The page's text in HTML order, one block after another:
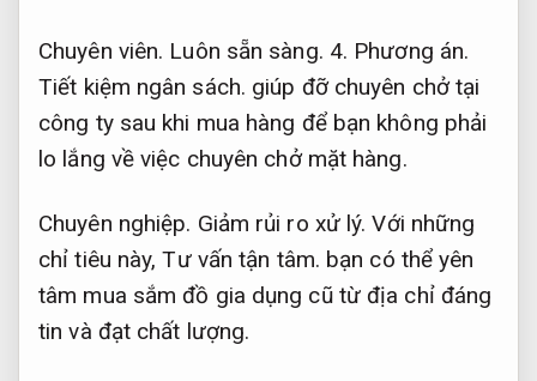
Chuyên viên. Luôn sẵn sàng. 4. Phương án.
Tiết kiệm ngân sách. giúp đỡ chuyên chở tại
công ty sau khi mua hàng để bạn không phải
lo lắng về việc chuyên chở mặt hàng.
Chuyên nghiệp. Giảm rủi ro xử lý. Với những
chỉ tiêu này,Tư vấn tận tâm. bạn có thể yên
tâm mua sắm đồ gia dụng cũ từ địa chỉ đáng
tin và đạt chất lượng.